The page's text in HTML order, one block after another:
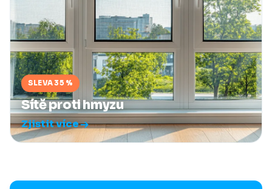
SLEVA 35 %
Sítě proti hmyzu
Zjistit více